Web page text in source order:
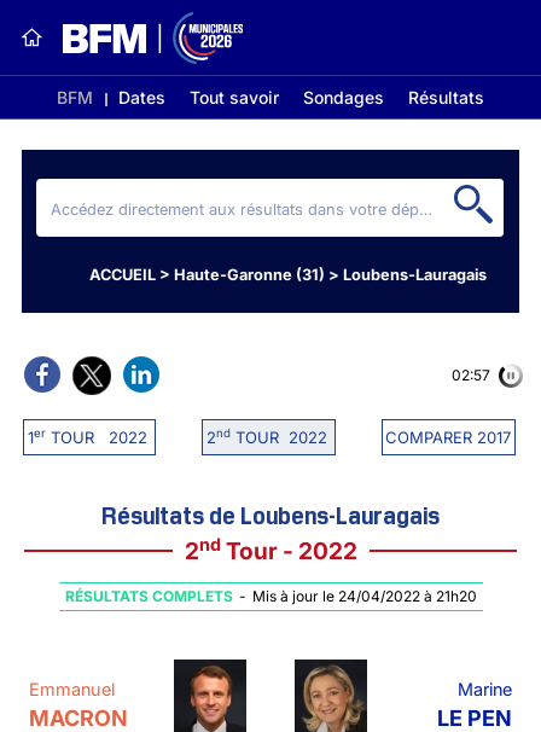
BFM Dates Tout savoir Sondages Résultats
ACCUEIL> Haute-Garonne (31) > Loubens-Lauragais
1erTOUR 2022 2ndTOUR 2022 COMPARER 2017
02:56
Résultats de Loubens-Lauragais
2ndTour - 2022
RÉSULTATS COMPLETS - Mis à jour le 24/04/2022 à 21h20
Emmanuel
MACRON
Marine
LE PEN